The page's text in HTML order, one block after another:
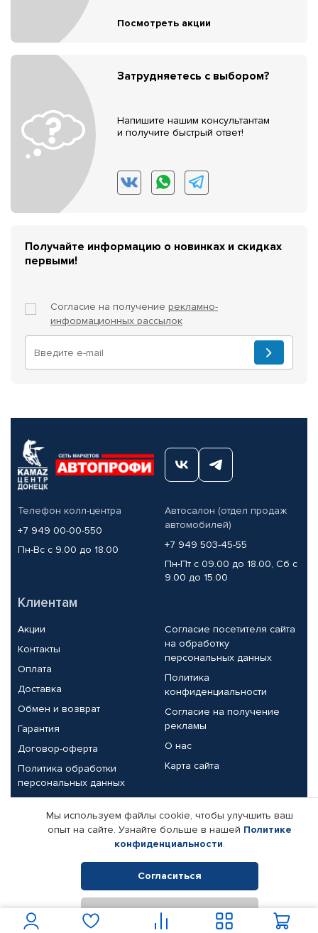
Посмотреть акции
Затрудняетесь с выбором?
Напишите нашим консультантам
и получите быстрый ответ!
Получайте информацию о новинках и скидках
первыми!
Согласие на получение рекламно-
информационных рассылок
Телефон колл-центра
+7 949 00-00-550
Пн-Вс с 9.00 до 18.00
Автосалон (отдел продаж
автомобилей)
+7 949 503-45-55
Пн-Пт с 09.00 до 18.00, Сб с
9.00 до 15.00
Клиентам
Акции
Контакты
Оплата
Доставка
Обмен и возврат
Гарантия
Договор-оферта
Политика обработки
персональных данных
Согласие посетителя сайта
на обработку
персональных данных
Политика
конфиденциальности
Согласие на получение
рекламы
О нас
Карта сайта
Партнерам
Корпоративным клиентам
Поставщикам
Реквизиты компании
© КАМАЗ ЦЕНТР ДОНЕЦК, 2015-2026. Все права защищены.
Интернет-магазин автомобильных товаров Автопрофи.
Мы используем файлы cookie, чтобы улучшить ваш
опыт на сайте. Узнайте больше в нашей Политике
конфиденциальности.
Согласиться
Отклонить